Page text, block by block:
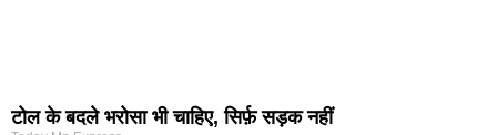
टोल के बदले भरोसा भी चाहिए, सिर्फ़ सड़क नहीं